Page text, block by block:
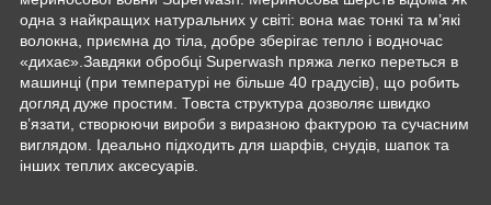
одна з найкращих натуральних у світі: вона має тонкі та м’які
волокна, приємна до тіла, добре зберігає тепло і водночас
«дихає».Завдяки обробці Superwash пряжа легко переться в
машинці (при температурі не більше 40 градусів), що робить
догляд дуже простим. Товста структура дозволяє швидко
в’язати, створюючи вироби з виразною фактурою та сучасним
виглядом. Ідеально підходить для шарфів, снудів, шапок та
інших теплих аксесуарів.